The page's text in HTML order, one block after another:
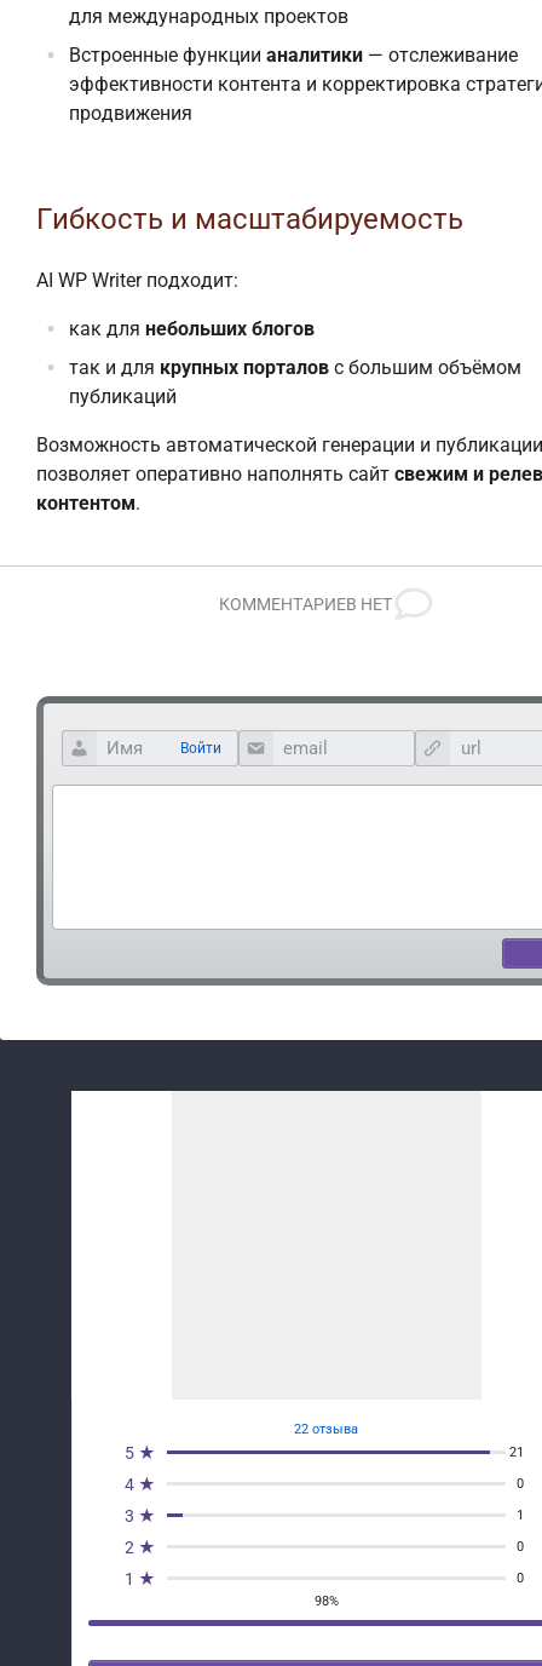
для международных проектов
Встроенные функциианалитики — отслеживание
эффективности контента и корректировка
продвижения
Гибкость и масштабируемость
AI WP Writer подходит:
как длянебольших блогов
так и для крупных порталов с большим объёмом
публикаций
Возможность автоматической генерации и
позволяет оперативно наполнять сайт свежим и
контентом.
КОММЕНТАРИЕВ НЕТ
Войти
22 отзыва
5 ★ 21
4 ★ 0
3 ★ 1
2 ★ 0
1 ★
0
98%